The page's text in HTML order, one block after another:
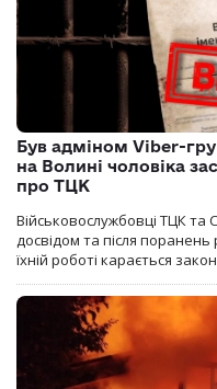
Був адміном Viber-
на Волині чоловіка
про ТЦК
Військовослужбовці ТЦК
досвідом та після
їхній роботі карається